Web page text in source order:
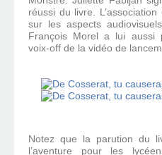
réussi du livre.
sur les aspects
François Morel a lui aussi
voix-off de la vidéo de
Notez que la parution du
l’aventure pour les